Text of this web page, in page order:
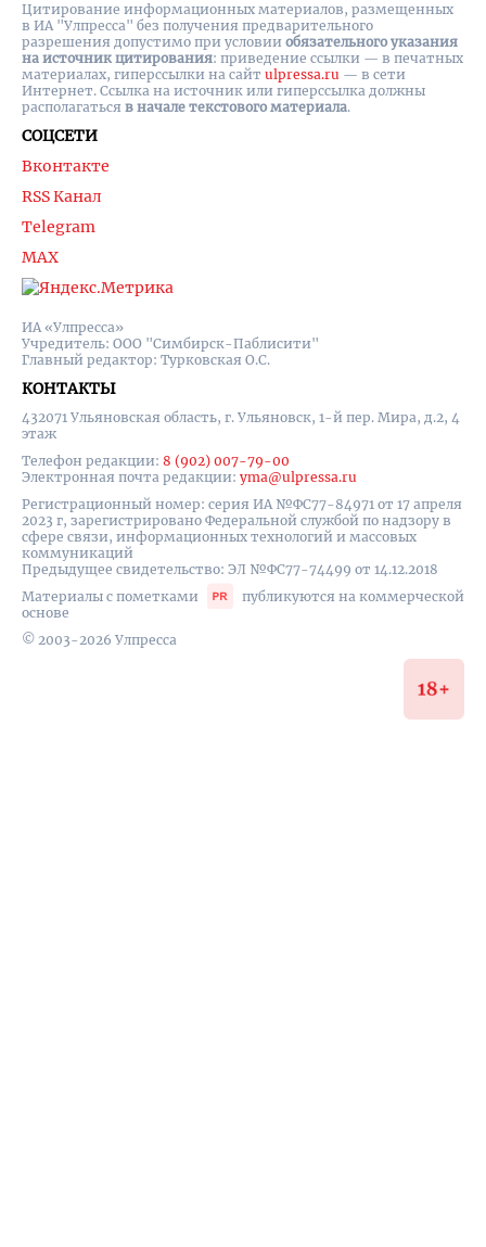
ИА «Улпресса»
Учредитель: ООО "Симбирск-Паблисити"
Главный редактор: Турковская О.С.
КОНТАКТЫ
432071 Ульяновская область, г. Ульяновск, 1-й пер. Мира, д.2, 4
этаж
Телефон редакции: 8 (902) 007-79-00
Электронная почта редакции: yma@ulpressa.ru
Регистрационный номер: серия ИА №ФС77-84971 от 17 апреля
2023 г, зарегистрировано Федеральной службой по надзору в
сфере связи, информационных технологий и массовых
коммуникаций
Предыдущее свидетельство: ЭЛ №ФС77-74499 от 14.12.2018
Материалы с пометками
публикуются на коммерческой
основе
© 2003-2026 Улпресса
СОЦСЕТИ
Вконтакте
RSS Канал
Telegram
MAX
Цитирование информационных материалов, размещенных
в ИА "Улпресса" без получения предварительного
разрешения допустимо при условии обязательного указания
на источник цитирования: приведение ссылки — в печатных
материалах, гиперссылки на cайт ulpressa.ru — в сети
Интернет. Ссылка на источник или гиперссылка должны
располагаться в начале текстового материала.